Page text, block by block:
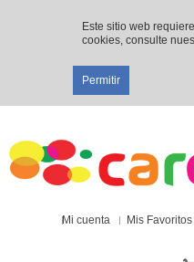
Este sitio web
cookies, consulte
Permitir
Mi cuenta Mis Favoritos